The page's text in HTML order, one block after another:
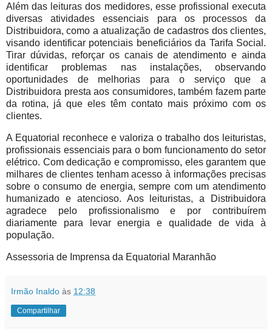
Além das leituras dos medidores, esse profissional executa
diversas atividades essenciais para os processos da
Distribuidora, como a atualização de cadastros dos clientes,
visando identificar potenciais beneficiários da Tarifa Social.
Tirar dúvidas, reforçar os canais de atendimento e ainda
identificar problemas nas instalações, observando
oportunidades de melhorias para o serviço que a
Distribuidora presta aos consumidores, também fazem parte
da rotina, já que eles têm contato mais próximo com os
clientes.
A Equatorial reconhece e valoriza o trabalho dos leituristas,
profissionais essenciais para o bom funcionamento do setor
elétrico. Com dedicação e compromisso, eles garantem que
milhares de clientes tenham acesso à informações precisas
sobre o consumo de energia, sempre com um atendimento
humanizado e atencioso. Aos leituristas, a Distribuidora
agradece pelo profissionalismo e por contribuírem
diariamente para levar energia e qualidade de vida à
população.
Assessoria de Imprensa da Equatorial Maranhão
Irmão Inaldo às 12:38
Compartilhar